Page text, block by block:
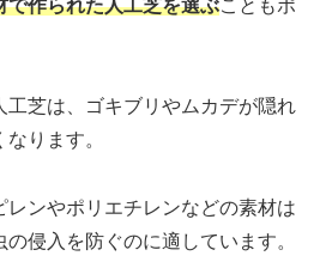
で作られた人工芝を選ぶこともポ
工芝は、ゴキブリやムカデが隠れ
ります。
レンやポリエチレンなどの素材は
侵入を防ぐのに適しています。